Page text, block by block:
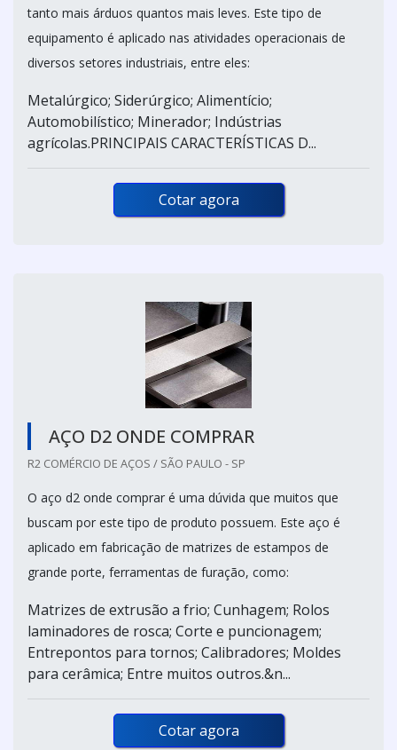
tanto mais árduos quantos mais leves. Este tipo de
equipamento é aplicado nas atividades operacionais de
diversos setores industriais, entre eles:
Metalúrgico; Siderúrgico; Alimentício;
Automobilístico; Minerador; Indústrias
agrícolas.PRINCIPAIS CARACTERÍSTICAS D...
Cotar agora
AÇO D2 ONDE COMPRAR
R2 COMÉRCIO DE AÇOS / SÃO PAULO - SP
O aço d2 onde comprar é uma dúvida que muitos que
buscam por este tipo de produto possuem. Este aço é
aplicado em fabricação de matrizes de estampos de
grande porte, ferramentas de furação, como:
Matrizes de extrusão a frio; Cunhagem; Rolos
laminadores de rosca; Corte e puncionagem;
Entrepontos para tornos; Calibradores; Moldes
para cerâmica; Entre muitos outros.&n...
Cotar agora